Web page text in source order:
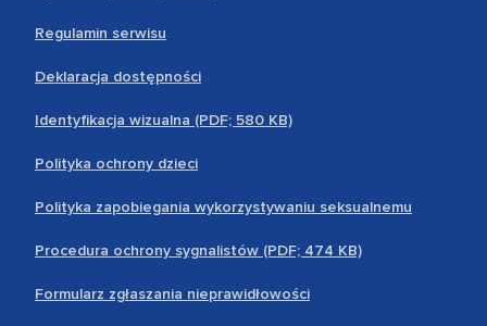
Regulamin serwisu
Deklaracja dostępności
Identyfikacja wizualna (PDF; 580 KB)
Polityka ochrony dzieci
Polityka zapobiegania wykorzystywaniu seksualnemu
Procedura ochrony sygnalistów (PDF; 474 KB)
Formularz zgłaszania nieprawidłowości